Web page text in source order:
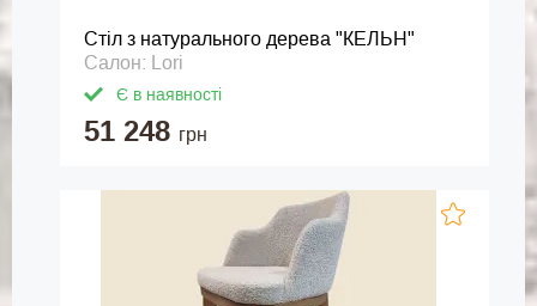
Стіл з натурального дерева "КЕЛЬН"
Салон: Lori
Є в наявності
51 248 грн